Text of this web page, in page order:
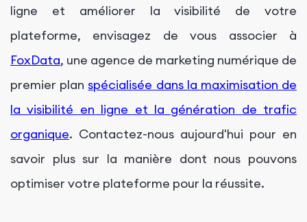
ligne et améliorer la visibilité de votre
plateforme, envisagez de vous associer à
FoxData, une agence de marketing numérique de
premier planspécialisée dans la maximisation de
la visibilité en ligne et la génération de trafic
organique. Contactez-nous aujourd'hui pour en
savoir plus sur la manière dont nous pouvons
optimiser votre plateforme pour la réussite.